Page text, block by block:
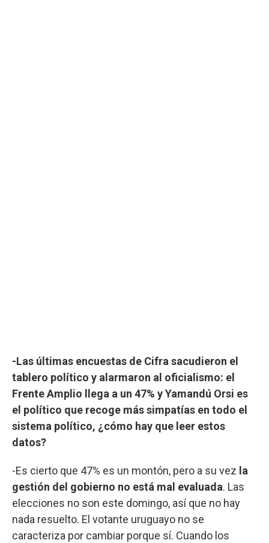
-Las últimas encuestas de Cifra sacudieron el
tablero político y alarmaron al oficialismo: el
Frente Amplio llega a un 47% y Yamandú Orsi es
el político que recoge más simpatías en todo el
sistema político, ¿cómo hay que leer estos
datos?
-Es cierto que 47% es un montón, pero a su vez la
gestión del gobierno no está mal evaluada. Las
elecciones no son este domingo, así que no hay
nada resuelto. El votante uruguayo no se
caracteriza por cambiar porque sí. Cuando los